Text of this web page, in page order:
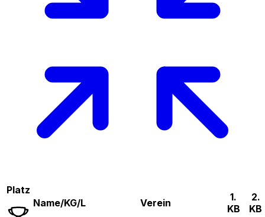
Platz
Name/KG/L
Verein
1.
KB
2.
KB